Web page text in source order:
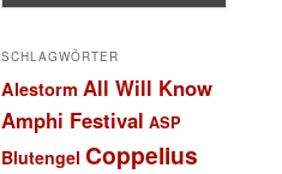
SCHLAGWÖRTER
Alestorm All Will Know
Amphi Festival ASP
Blutengel Coppelius